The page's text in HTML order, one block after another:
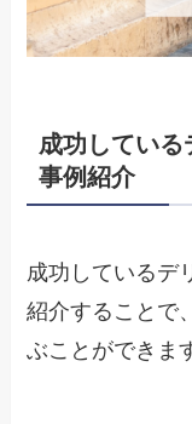
成功してい
事例紹介
成功しているデ
紹介することで
ぶことができま